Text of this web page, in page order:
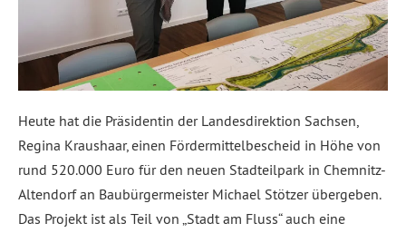
Heute hat die Präsidentin der Landesdirektion Sachsen,
Regina Kraushaar, einen Fördermittelbescheid in Höhe von
rund 520.000 Euro für den neuen Stadteilpark in Chemnitz-
Altendorf an Baubürgermeister Michael Stötzer übergeben.
Das Projekt ist als Teil von „Stadt am Fluss“ auch eine